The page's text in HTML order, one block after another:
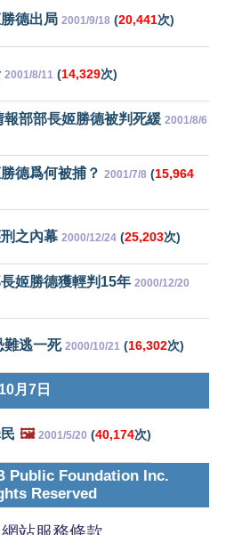
德出局 2001/9/18 (20,441次)
2001/8/11 (14,329次)
部部長姬勝德被判死緩 2001/8/6
德爲何被捕？ 2001/7/8 (15,964
之內幕 2000/12/24 (25,203次)
姬勝德獲輕判15年 2000/12/20
難逃一死 2000/10/21 (16,302次)
月7日
🖼️ 2001/5/20 (40,174次)
Public Foundation Inc.
Reserved